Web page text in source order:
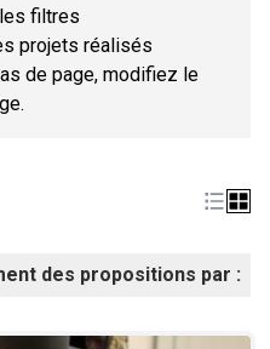
filtres
projets réalisés
de page, modifiez le
des propositions par :